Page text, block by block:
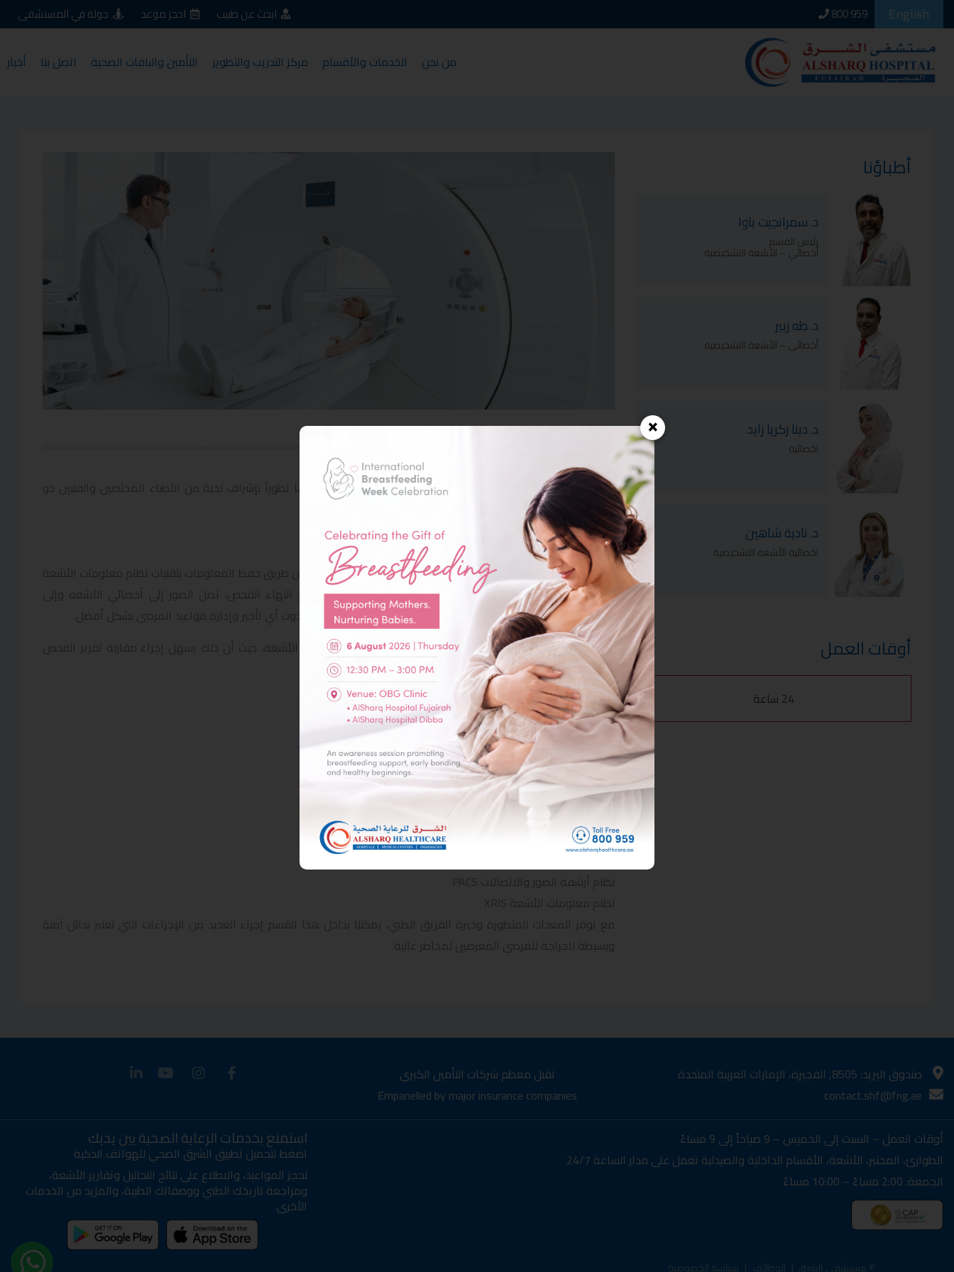
ابحث عن طبيب احجز موعد جولة في المستشفى 800 959 English
من نحن الخدمات والأقسام مركز التدريب والتطوير التأمين والباقات الصحية اتصل بنا أخبار
أطباؤنا
د. سمرانجيت باوا
رئيس القسم
أخصائي – الأشعة التشخيصية
د. طه زبير
أخصائي – الأشعة التشخيصية
د. دينا زكريا زايد
اخصائية
د. نادية شاهين
اخصائية الأشعة التشخيصية
أوقات العمل
24 ساعة
قسم الأشعة بمستشفى الشرق يضم أحدث التقنيات العالمية وأكثرها تطوراً بإشراف نخبة من الأطباء المختصين والفنيين ذو
الخبرة والكفاءة العالية.
تقنيات الأشعة التشخيصية:
قسم الأشعة يعمل رقمياً دون استعمال أوراق أو فيلم تصوير وذلك عن طريق حفظ المعلومات بتقنيات نظام معلومات الأشعة
RIS ونظام معلومات الأشعة وأرشفة الصور والاتصالاتPACS . فور انتهاء الفحص، تصل الصور إلى أخصائي الأشعة وإلى
كمبيوتر الطبيب المعالج للاطلاع عليها وتقييمها، وذلك من أجل تجنب حدوث أي تأخير وإدارة مواعيد المرضى بشكل أفضل.
جميع التقارير والصور تبقى محفوظة ومتوفرة على كمبيوتر اخصائي الأشعة، حيث أن ذلك يسهل إجراء مقارنة تقرير الفحص
الحالي بالفحوصات السابقة بشكل فعال.
خدمات القسم:
الرنين المغناطيسي المفتوح، Panorama 1.0 Tesla
256 Slices CT scanner
Ultrasonography & Doppler scan
التصوير الشعاعي للثدي (ماموجرام)
Bone DEXA
Fixed X-ray, Direct Digital Diagnose TH & Mobile X-ray
Fixed Dental, Panoramic and Cephalometrics X-rays
نقبل معظم شركات التأمين الكبرى
Empanelled by major insurance companies
صندوق البريد: 8505, الفجيرة، الإمارات العربية المتحدة
contact.shf@fng.ae
استمتع بخدمات الرعاية الصحية بين يديك
اضغط لتحميل تطبيق الشرق الصحي للهواتف الذكية
لحجز المواعيد، والاطلاع على نتائج التحاليل وتقارير الأشعة،
ومراجعة تاريخك الطبي ووصفاتك الطبية، والمزيد من الخدمات
الأخرى.
أوقات العمل – السبت إلى الخميس – 9 صباحاً إلى 9 مساءً
الطوارئ، المختبر، الأشعة، الأقسام الداخلية والصيدلية تعمل على مدار الساعة 24/7
الجمعة: 2:00 مساءً – 10:00 مساءً
© مستشفى الشرق | الوظائف | سياسة الخصوصية
×